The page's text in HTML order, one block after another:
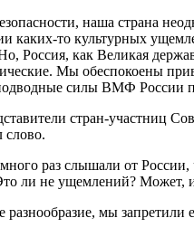
наша страна
каких-то культурных
Россия, как Великая
Мы обеспокоены
силы ВМФ России
стран-участниц
слово.
раз слышали от
ли не ущемлений? Может, и
мы запретили